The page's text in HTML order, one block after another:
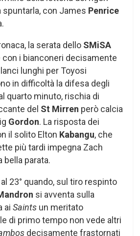
spuntarla, con James Penrice
la serata dello SMiSA
con i bianconeri decisamente
lunghi per Toyosi
in difficoltà la difesa degli
quarto minuto, rischia di
del St Mirren però calcia
Gordon. La risposta dei
il solito Elton Kabangu, che
più tardi impegna Zach
bella parata.
al 23° quando, sul tiro respinto
si avventa sulla
ai Saints un meritato
di primo tempo non vede altri
decisamente frastornati